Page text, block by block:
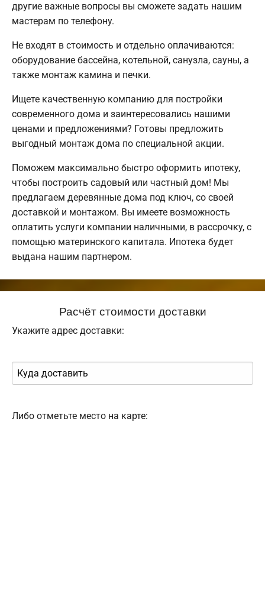
другие важные вопросы вы сможете задать нашим
мастерам по телефону.
Не входят в стоимость и отдельно оплачиваются:
оборудование бассейна, котельной, санузла, сауны, а
также монтаж камина и печки.
Ищете качественную компанию для постройки
современного дома и заинтересовались нашими
ценами и предложениями? Готовы предложить
выгодный монтаж дома по специальной акции.
Поможем максимально быстро оформить ипотеку,
чтобы построить садовый или частный дом! Мы
предлагаем деревянные дома под ключ, со своей
доставкой и монтажом. Вы имеете возможность
оплатить услуги компании наличными, в рассрочку, с
помощью материнского капитала. Ипотека будет
выдана нашим партнером.
Расчёт стоимости доставки
Укажите адрес доставки:
Либо отметьте место на карте: